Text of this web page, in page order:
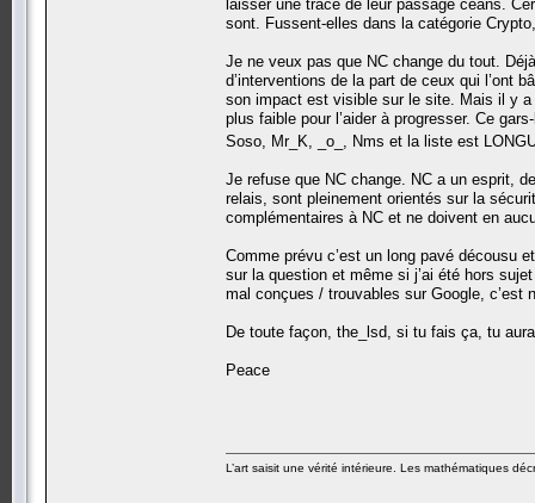
laisser une trace de leur passage céans.
sont. Fussent-elles dans la catégorie
Je ne veux pas que NC change du tout.
d’interventions de la part de ceux qui l’ont
son impact est visible sur le site. Mais il y a
plus faible pour l’aider à progresser. Ce
Soso, Mr_K, _o_, Nms et la liste est
Je refuse que NC change. NC a un esprit,
relais, sont pleinement orientés sur la
complémentaires à NC et ne doivent en
Comme prévu c’est un long pavé décousu
sur la question et même si j’ai été hors
mal conçues / trouvables sur Google, c’est
De toute façon, the_lsd, si tu fais ça, tu
Peace
L’art saisit une vérité intérieure. Les mathématiques